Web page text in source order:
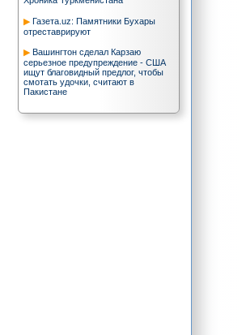
Газета.uz: Памятники Бухары
отреставрируют
Вашингтон сделал Карзаю
серьезное предупреждение - США
ищут благовидный предлог, чтобы
смотать удочки, считают в
Пакистане
CA-NEWS : США надеются, что суд